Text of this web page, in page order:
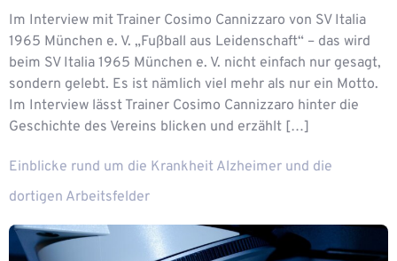
Im Interview mit Trainer Cosimo Cannizzaro von SV Italia
1965 München e. V. „Fußball aus Leidenschaft“ – das wird
beim SV Italia 1965 München e. V. nicht einfach nur gesagt,
sondern gelebt. Es ist nämlich viel mehr als nur ein Motto.
Im Interview lässt Trainer Cosimo Cannizzaro hinter die
Geschichte des Vereins blicken und erzählt […]
Einblicke rund um die Krankheit Alzheimer und die
dortigen Arbeitsfelder